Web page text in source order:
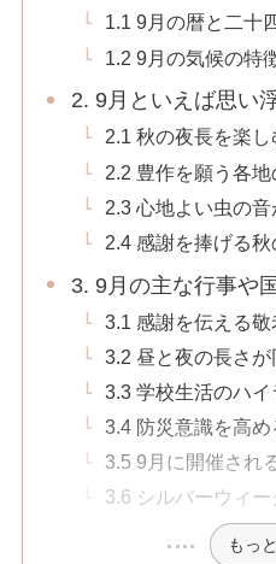
1.1 9月の暦と二十
1.2 9月の気候の特
2. 9月といえば思い
2.1 秋の夜長を楽
2.2 豊作を願う各地
2.3 心地よい虫の
2.4 感謝を捧げる
3. 9月の主な行事や
3.1 感謝を伝える敬
3.2 昼と夜の長さ
3.3 学校生活のハ
3.4 防災意識を高
3.5 9月に開催され
3.6 シルバーウィ
もっ